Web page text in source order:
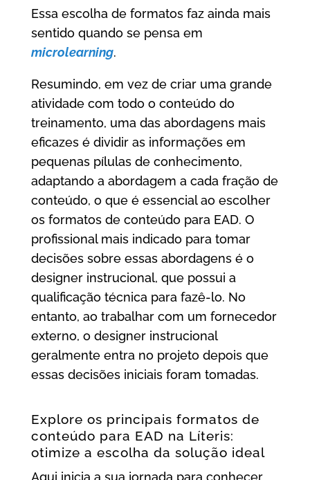
Essa escolha de formatos faz ainda mais
sentido quando se pensa em
microlearning.
Resumindo, em vez de criar uma grande
atividade com todo o conteúdo do
treinamento, uma das abordagens mais
eficazes é dividir as informações em
pequenas pílulas de conhecimento,
adaptando a abordagem a cada fração de
conteúdo, o que é essencial ao escolher
os formatos de conteúdo para EAD. O
profissional mais indicado para tomar
decisões sobre essas abordagens é o
designer instrucional, que possui a
qualificação técnica para fazê-lo. No
entanto, ao trabalhar com um fornecedor
externo, o designer instrucional
geralmente entra no projeto depois que
essas decisões iniciais foram tomadas.
Explore os principais formatos de
conteúdo para EAD na Líteris:
otimize a escolha da solução ideal
Aqui inicia a sua jornada para conhecer